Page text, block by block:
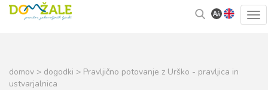
Skoči
na
Kazalo
strani
domov > dogodki > Pravljično potovanje z Urško - pravljica in
ustvarjalnica